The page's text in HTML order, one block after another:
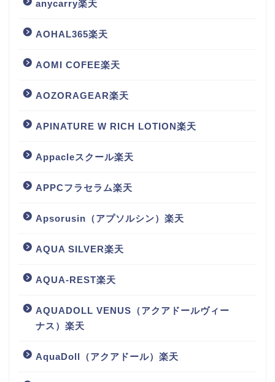
anycarry楽天
AOHAL365楽天
AOMI COFEE楽天
AOZORAGEAR楽天
APINATURE W RICH LOTION楽天
Appacleスクール楽天
APPCフラセラム楽天
Apsorusin（アプソルシン）楽天
AQUA SILVER楽天
AQUA-REST楽天
AQUADOLL VENUS（アクアドールヴィー
ナス）楽天
AquaDoll（アクアドール）楽天